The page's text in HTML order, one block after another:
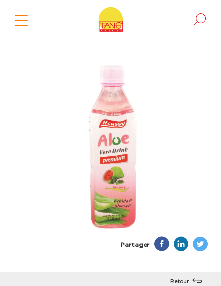
Partager
Retour